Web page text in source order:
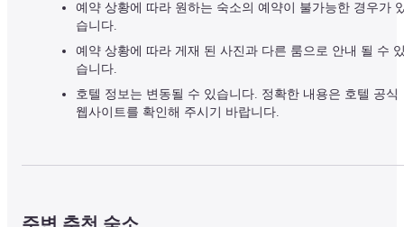
예약 상황에 따라 원하는 숙소의 예약이 불가능한 경우가
습니다.
예약 상황에 따라 게재 된 사진과 다른 룸으로 안내 될 수
습니다.
호텔 정보는 변동될 수 있습니다. 정확한 내용은 호텔 공식
웹사이트를 확인해 주시기 바랍니다.